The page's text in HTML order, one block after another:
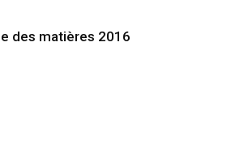
des matières 2016